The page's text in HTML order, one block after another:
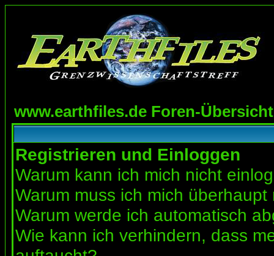
www.earthfiles.de Foren-Übersicht
Registrieren und Einloggen
Warum kann ich mich nicht
Warum muss ich mich überhaupt
Warum werde ich automatisch
Wie kann ich verhindern, dass